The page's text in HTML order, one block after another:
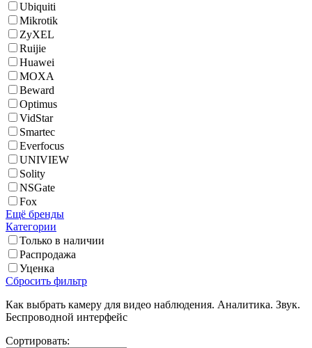
Ubiquiti
Mikrotik
ZyXEL
Ruijie
Huawei
MOXA
Beward
Optimus
VidStar
Smartec
Everfocus
UNIVIEW
Solity
NSGate
Fox
Ещё бренды
Категории
Только в наличии
Распродажа
Уценка
Сброcить фильтр
Как выбрать камеру для видео наблюдения. Аналитика. Звук.
Беспроводной интерфейс
Сортировать: